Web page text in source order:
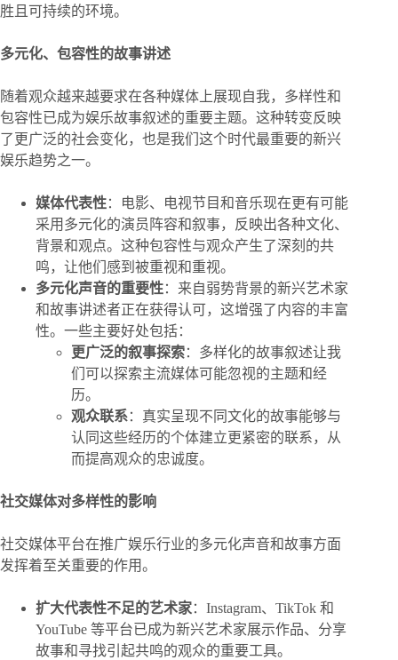
胜且可持续的环境。
多元化、包容性的故事讲述
随着观众越来越要求在各种媒体上展现自我，多样性和
包容性已成为娱乐故事叙述的重要主题。这种转变反映
了更广泛的社会变化，也是我们这个时代最重要的新兴
娱乐趋势之一。
媒体代表性：电影、电视节目和音乐现在更有可能
采用多元化的演员阵容和叙事，反映出各种文化、
背景和观点。这种包容性与观众产生了深刻的共
鸣，让他们感到被重视和重视。
多元化声音的重要性：来自弱势背景的新兴艺术家
和故事讲述者正在获得认可，这增强了内容的丰富
性。一些主要好处包括：
更广泛的叙事探索：多样化的故事叙述让我
们可以探索主流媒体可能忽视的主题和经
历。
观众联系：真实呈现不同文化的故事能够与
认同这些经历的个体建立更紧密的联系，从
而提高观众的忠诚度。
社交媒体对多样性的影响
社交媒体平台在推广娱乐行业的多元化声音和故事方面
发挥着至关重要的作用。
扩大代表性不足的艺术家：Instagram、TikTok 和
YouTube 等平台已成为新兴艺术家展示作品、分享
故事和寻找引起共鸣的观众的重要工具。